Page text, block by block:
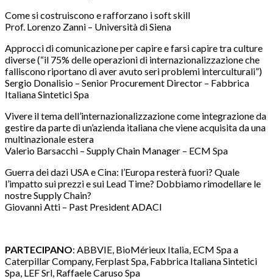
Come si costruiscono e rafforzano i soft skill
Prof. Lorenzo Zanni – Università di Siena
Approcci di comunicazione per capire e farsi capire tra culture
diverse (“il 75% delle operazioni di internazionalizzazione che
falliscono riportano di aver avuto seri problemi interculturali”)
Sergio Donalisio – Senior Procurement Director – Fabbrica
Italiana Sintetici Spa
Vivere il tema dell’internazionalizzazione come integrazione da
gestire da parte di un’azienda italiana che viene acquisita da una
multinazionale estera
Valerio Barsacchi – Supply Chain Manager – ECM Spa
Guerra dei dazi USA e Cina: l’Europa resterà fuori? Quale
l’impatto sui prezzi e sui Lead Time? Dobbiamo rimodellare le
nostre Supply Chain?
Giovanni Atti – Past President ADACI
PARTECIPANO: ABBVIE, BioMérieux Italia, ECM Spa a
Caterpillar Company, Ferplast Spa, Fabbrica Italiana Sintetici
Spa, LEF Srl, Raffaele Caruso Spa